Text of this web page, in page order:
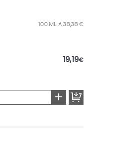
100 ML. A 38,38 €
19,19€
+